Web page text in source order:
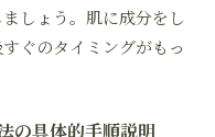
しょう。肌に成分をし
ぐのタイミングがもっ
の具体的手順説明